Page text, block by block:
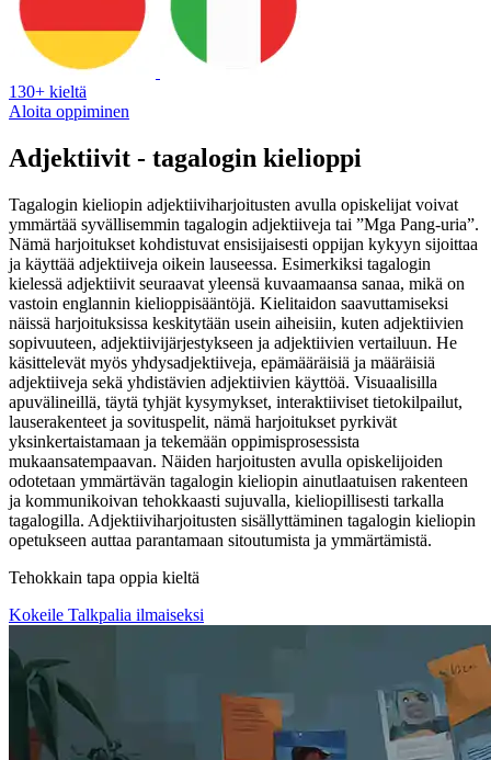
130+ kieltä
Aloita oppiminen
Adjektiivit - tagalogin kielioppi
Tagalogin kieliopin adjektiiviharjoitusten avulla opiskelijat voivat
ymmärtää syvällisemmin tagalogin adjektiiveja tai ”Mga Pang-uria”.
Nämä harjoitukset kohdistuvat ensisijaisesti oppijan kykyyn sijoittaa
ja käyttää adjektiiveja oikein lauseessa. Esimerkiksi tagalogin
kielessä adjektiivit seuraavat yleensä kuvaamaansa sanaa, mikä on
vastoin englannin kielioppisääntöjä. Kielitaidon saavuttamiseksi
näissä harjoituksissa keskitytään usein aiheisiin, kuten adjektiivien
sopivuuteen, adjektiivijärjestykseen ja adjektiivien vertailuun. He
käsittelevät myös yhdysadjektiiveja, epämääräisiä ja määräisiä
adjektiiveja sekä yhdistävien adjektiivien käyttöä. Visuaalisilla
apuvälineillä, täytä tyhjät kysymykset, interaktiiviset tietokilpailut,
lauserakenteet ja sovituspelit, nämä harjoitukset pyrkivät
yksinkertaistamaan ja tekemään oppimisprosessista
mukaansatempaavan. Näiden harjoitusten avulla opiskelijoiden
odotetaan ymmärtävän tagalogin kieliopin ainutlaatuisen rakenteen
ja kommunikoivan tehokkaasti sujuvalla, kieliopillisesti tarkalla
tagalogilla. Adjektiiviharjoitusten sisällyttäminen tagalogin kieliopin
opetukseen auttaa parantamaan sitoutumista ja ymmärtämistä.
Tehokkain tapa oppia kieltä
Kokeile Talkpalia ilmaiseksi